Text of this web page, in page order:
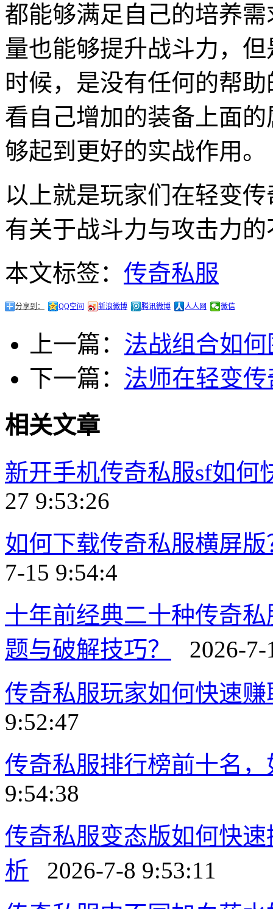
都能够满足自己的培养
量也能够提升战斗力，
时候，是没有任何的帮
看自己增加的装备上面
够起到更好的实战作用。
以上就是玩家们在轻变
有关于战斗力与攻击力
本文标签： 传奇私服
分享到： QQ空间 新浪微博 腾讯微博 人人网 微信
上一篇： 法战组合如何
下一篇： 法师在轻变
相关文章
新开手机传奇私服sf如何
27 9:53:26
如何下载传奇私服横屏
7-15 9:54:4
十年前经典二十种传奇
题与破解技巧？
2026-7-
传奇私服玩家如何快速
9:52:47
传奇私服排行榜前十名
9:54:38
传奇私服变态版如何快
析 2026-7-8 9:53:11